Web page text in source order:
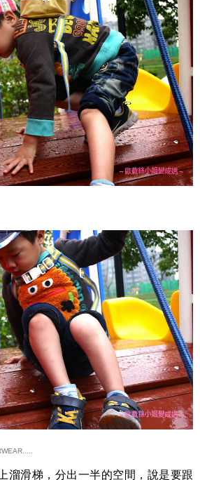
溜滑梯，分出一半的空間，說是要跟